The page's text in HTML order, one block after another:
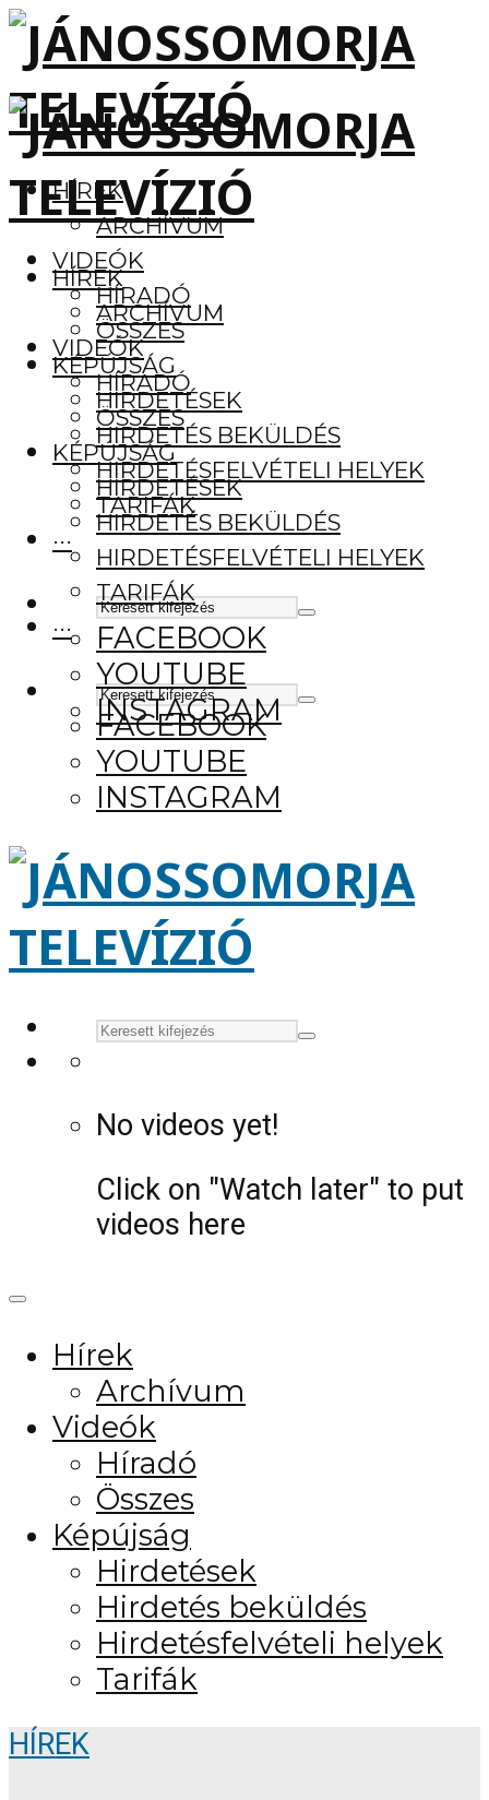
HÍREK
ARCHÍVUM
VIDEÓK
HÍRADÓ
ÖSSZES
KÉPÚJSÁG
HIRDETÉSEK
HIRDETÉS BEKÜLDÉS
HIRDETÉSFELVÉTELI HELYEK
TARIFÁK
···
FACEBOOK
YOUTUBE
INSTAGRAM
HÍREK
ARCHÍVUM
VIDEÓK
HÍRADÓ
ÖSSZES
KÉPÚJSÁG
HIRDETÉSEK
HIRDETÉS BEKÜLDÉS
HIRDETÉSFELVÉTELI HELYEK
TARIFÁK
···
FACEBOOK
YOUTUBE
INSTAGRAM
No videos yet!
Click on "Watch later" to put
videos here
Hírek
Archívum
Videók
Híradó
Összes
Képújság
Hirdetések
Hirdetés beküldés
Hirdetésfelvételi helyek
Tarifák
HÍREK